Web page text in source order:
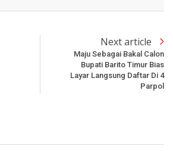
Next article
Maju Sebagai Bakal Calon
Bupati Barito Timur Bias
Layar Langsung Daftar Di 4
Parpol